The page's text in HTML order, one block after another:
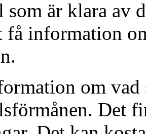
som är klara av
få information
om
Det